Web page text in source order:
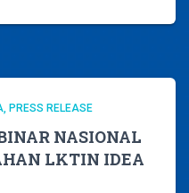
PRESS RELEASE
NASIONAL
LKTIN IDEA